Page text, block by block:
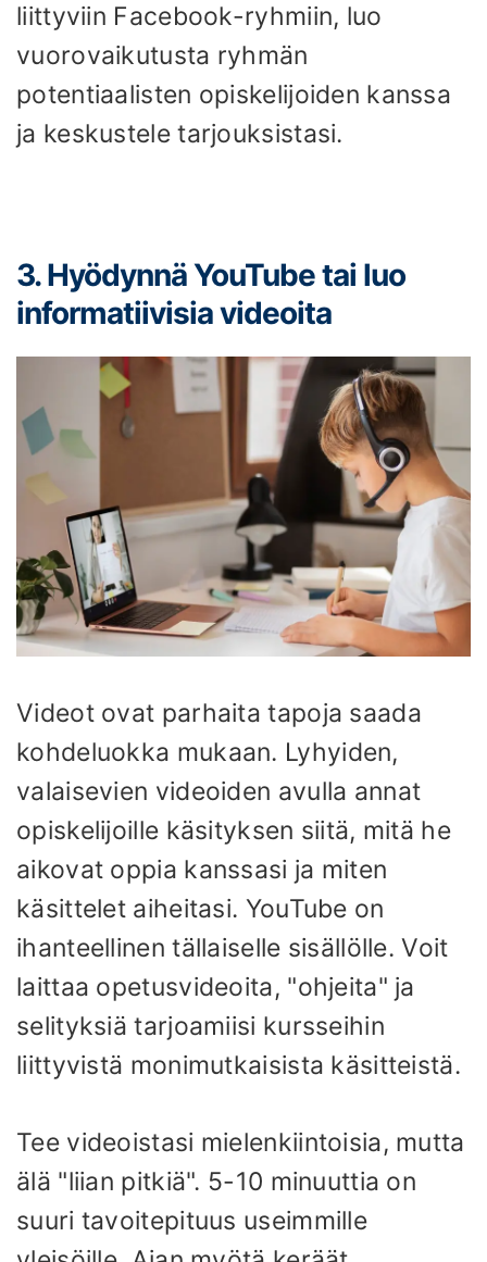
liittyviin Facebook-ryhmiin, luo
vuorovaikutusta ryhmän
potentiaalisten opiskelijoiden kanssa
ja keskustele tarjouksistasi.
3. Hyödynnä YouTube tai luo
informatiivisia videoita
Videot ovat parhaita tapoja saada
kohdeluokka mukaan. Lyhyiden,
valaisevien videoiden avulla annat
opiskelijoille käsityksen siitä, mitä he
aikovat oppia kanssasi ja miten
käsittelet aiheitasi. YouTube on
ihanteellinen tällaiselle sisällölle. Voit
laittaa opetusvideoita, "ohjeita" ja
selityksiä tarjoamiisi kursseihin
liittyvistä monimutkaisista käsitteistä.
Tee videoistasi mielenkiintoisia, mutta
älä "liian pitkiä". 5-10 minuuttia on
suuri tavoitepituus useimmille